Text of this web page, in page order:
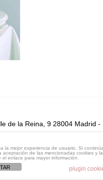
de la Reina, 9 28004 Madrid -
la mejor experiencia de usuario. Si
de las mencionadas cookies y la
el enlace para mayor información.
plugin